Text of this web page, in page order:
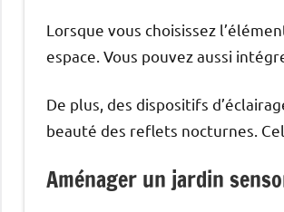
Lorsque vous choisissez
espace. Vous pouvez aussi
De plus, des dispositifs
beauté des reflets nocturnes.
Aménager un jardin